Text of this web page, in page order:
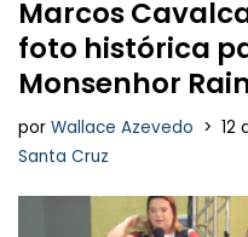
Marcos
foto histórica
Monsenhor
por Wallace Azevedo
12
Santa Cruz